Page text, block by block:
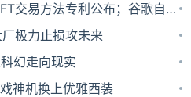
交易方法专利公布；谷歌自动
停无人卡车项目
极力止损攻未来
科幻走向现实
神机换上优雅西装